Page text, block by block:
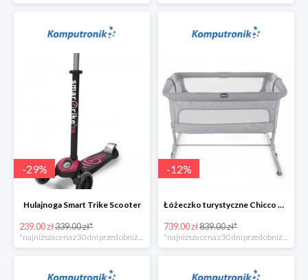
-29%
Hulajnoga Smart Trike Scooter
239.00 zł339.00 zł*
-12%
Łóżeczko turystyczne Chicco Next2Me Dream Luna
739.00 zł839.00 zł*